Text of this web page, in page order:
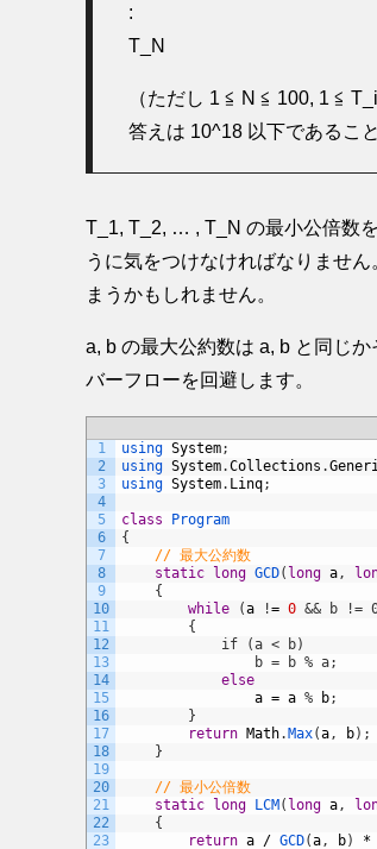
:
T_N
（ただし 1 ≦ N ≦ 100, 1 ≦
答えは 10^18 以下であるこ
T_1, T_2, … , T_N の最小公倍数
うに気をつけなければなりませ
まうかもしれません。
a, b の最大公約数は a, b と同じ
バーフローを回避します。
1
2
3
4
5
6
7
8
9
10
11
12
13
14
15
16
17
18
19
20
21
22
23
using System;
using System.Collections .
using System. Linq;
class
Program
{
// 最大公約数
static
long GCD( long a,
{
while
(a != 0 && b !=
{
if (a < b)
b = b % a;
else
a = a % b;
}
return Math. Max(a, b) ;
}
// 最小公倍数
static
long LCM ( long a,
{
return a / GCD(a, b) *